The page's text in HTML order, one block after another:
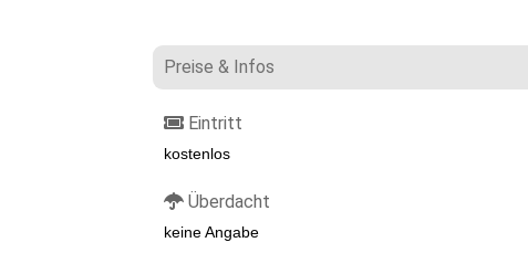
Preise & Infos
Eintritt
kostenlos
Überdacht
keine Angabe